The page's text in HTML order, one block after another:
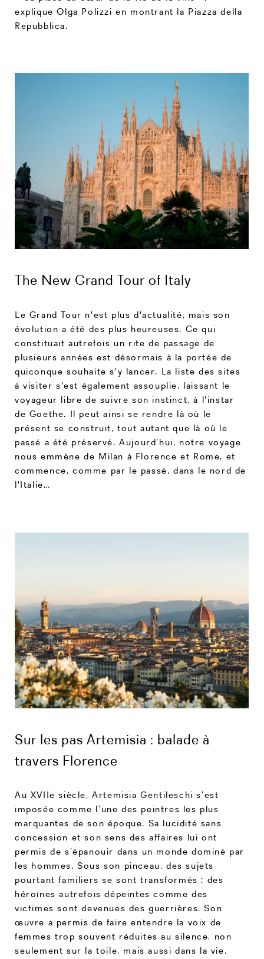
explique Olga Polizzi en montrant la Piazza della
Repubblica.
The New Grand Tour of Italy
Le Grand Tour n'est plus d'actualité, mais son
évolution a été des plus heureuses. Ce qui
constituait autrefois un rite de passage de
plusieurs années est désormais à la portée de
quiconque souhaite s'y lancer. La liste des sites
à visiter s'est également assouplie, laissant le
voyageur libre de suivre son instinct, à l'instar
de Goethe. Il peut ainsi se rendre là où le
présent se construit, tout autant que là où le
passé a été préservé. Aujourd’hui, notre voyage
nous emmène de Milan à Florence et Rome, et
commence, comme par le passé, dans le nord de
l'Italie…
Sur les pas Artemisia : balade à
travers Florence
Au XVIIe siècle, Artemisia Gentileschi s’est
imposée comme l’une des peintres les plus
marquantes de son époque. Sa lucidité sans
concession et son sens des affaires lui ont
permis de s’épanouir dans un monde dominé par
les hommes. Sous son pinceau, des sujets
pourtant familiers se sont transformés : des
héroïnes autrefois dépeintes comme des
victimes sont devenues des guerrières. Son
œuvre a permis de faire entendre la voix de
femmes trop souvent réduites au silence, non
seulement sur la toile, mais aussi dans la vie.